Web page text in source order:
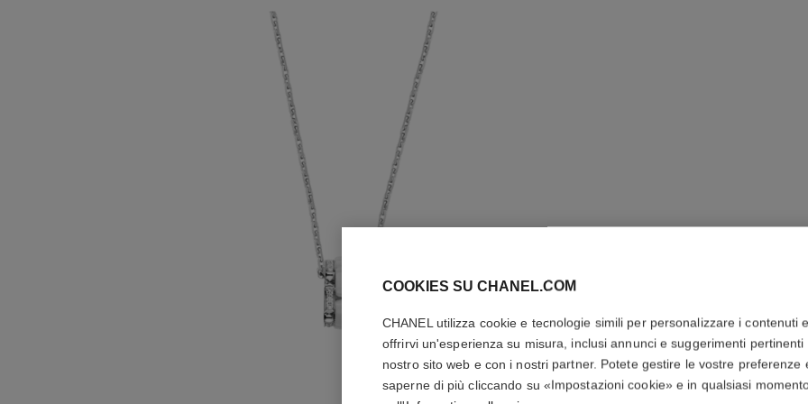
Oro bianco 18
Più dettagli
COOKIES SU CHANEL.COM
CHANEL utilizza cookie e tecnologie simili per personalizzare i contenuti e
offrirvi un'esperienza su misura, inclusi annunci e suggerimenti pertinenti
nostro sito web e con i nostri partner. Potete gestire le vostre preferenze
saperne di più cliccando su «Impostazioni cookie» e in qualsiasi